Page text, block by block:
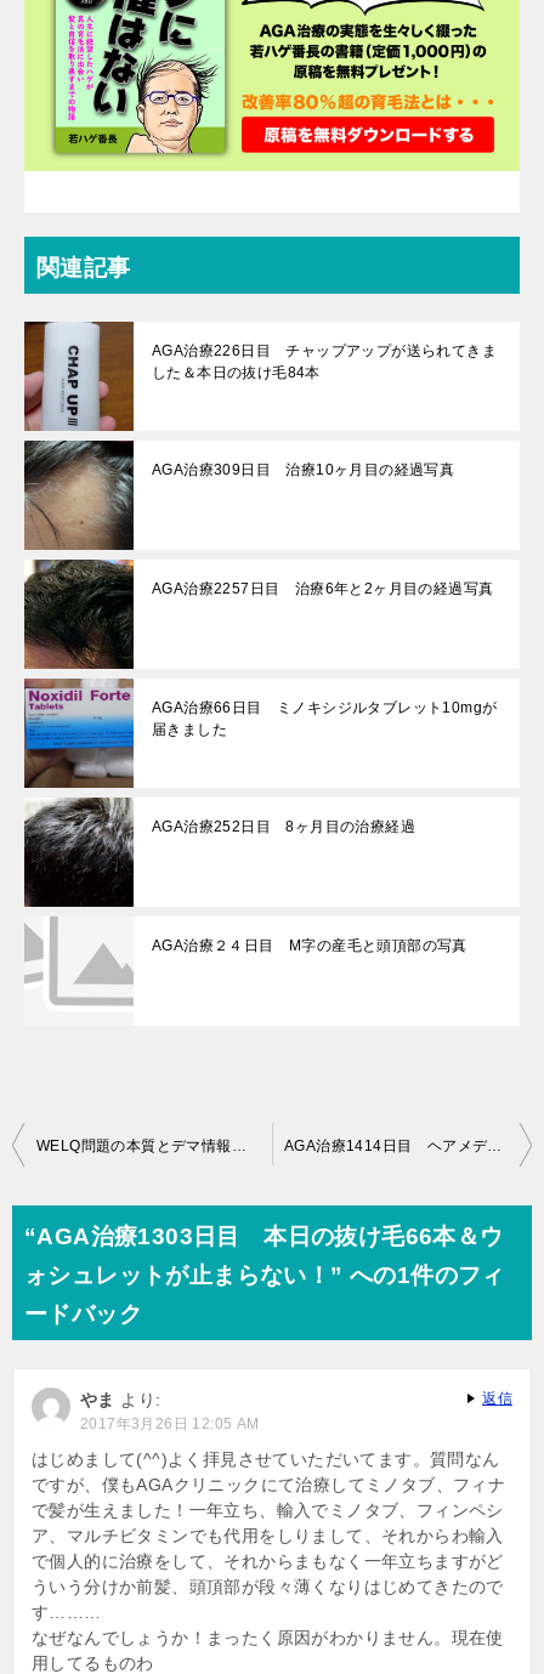
関連記事
AGA治療226日目 チャップアップが送られてきま
した＆本日の抜け毛84本
AGA治療309日目 治療10ヶ月目の経過写真
AGA治療2257日目 治療6年と2ヶ月目の経過写真
AGA治療66日目 ミノキシジルタブレット10mgが
届きました
AGA治療252日目 8ヶ月目の治療経過
AGA治療２４日目 M字の産毛と頭頂部の写真
投
ー
ョ
ン
WELQ問題の本質とデマ情報に踊らされないために必要なリテラシー AGA治療1414日目 ヘアメディカルの浜中医師がテレビに出てました
“AGA治療1303日目 本日の抜け毛66本＆ウ
ォシュレットが止まらない！” への1件のフィ
ードバック
やま より:
2017年3月26日 12:05 AM
はじめまして(^^)よく拝見させていただいてます。質問なん
ですが、僕もAGAクリニックにて治療してミノタブ、フィナ
で髪が生えました！一年立ち、輸入でミノタブ、フィンペシ
ア、マルチビタミンでも代用をしりまして、それからわ輸入
で個人的に治療をして、それからまもなく一年立ちますがど
ういう分けか前髪、頭頂部が段々薄くなりはじめてきたので
す………
なぜなんでしょうか！まったく原因がわかりません。現在使
用してるものわ
返信